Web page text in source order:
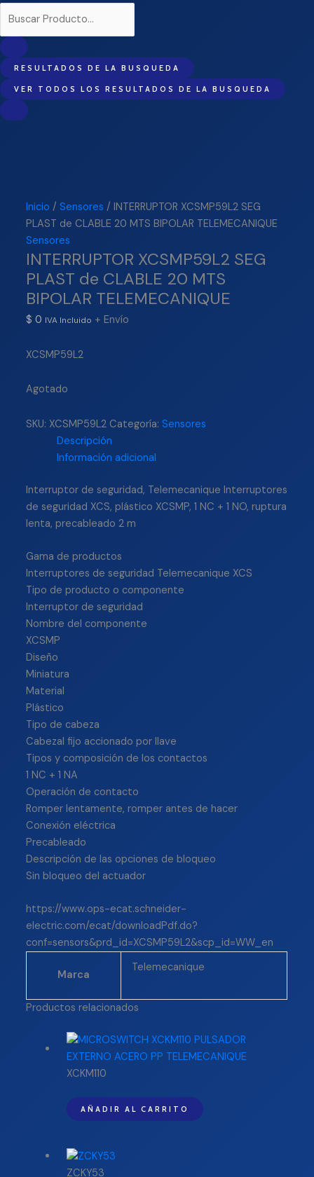
RESULTADOS DE LA BUSQUEDA
VER TODOS LOS RESULTADOS DE LA BUSQUEDA
Inicio /Sensores / INTERRUPTOR XCSMP59L2 SEG
PLAST de CLABLE 20 MTS BIPOLAR TELEMECANIQUE
Sensores
INTERRUPTOR XCSMP59L2 SEG
PLAST de CLABLE 20 MTS
BIPOLAR TELEMECANIQUE
$ 0 IVA Incluido + Envío
XCSMP59L2
Agotado
SKU: XCSMP59L2 Categoría: Sensores
Descripción
Información adicional
Interruptor de seguridad, Telemecanique Interruptores
de seguridad XCS, plástico XCSMP, 1 NC + 1 NO, ruptura
lenta, precableado 2 m
Gama de productos
Interruptores de seguridad Telemecanique XCS
Tipo de producto o componente
Interruptor de seguridad
Nombre del componente
XCSMP
Diseño
Miniatura
Material
Plástico
Tipo de cabeza
Cabezal fijo accionado por llave
Tipos y composición de los contactos
1 NC + 1 NA
Operación de contacto
Romper lentamente, romper antes de hacer
Conexión eléctrica
Precableado
Descripción de las opciones de bloqueo
Sin bloqueo del actuador
https://www.ops-ecat.schneider-
electric.com/ecat/downloadPdf.do?
conf=sensors&prd_id=XCSMP59L2&scp_id=WW_en
Marca
Telemecanique
Productos relacionados
XCKM110
AÑADIR AL CARRITO
ZCKY53